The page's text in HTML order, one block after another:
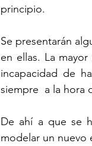
principio.
Se presentarán
en ellas. La
incapacidad de
siempre  a la hora
De ahí a que se
modelar un nuevo